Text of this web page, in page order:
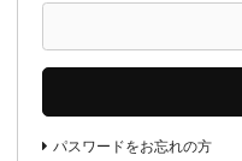
パスワードをお忘れの方